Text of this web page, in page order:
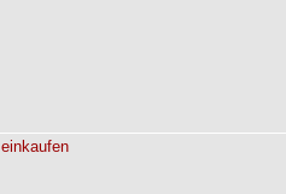
einkaufen